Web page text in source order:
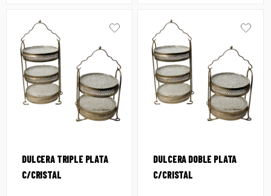
DULCERA TRIPLE PLATA
C/CRISTAL
DULCERA DOBLE PLATA
C/CRISTAL